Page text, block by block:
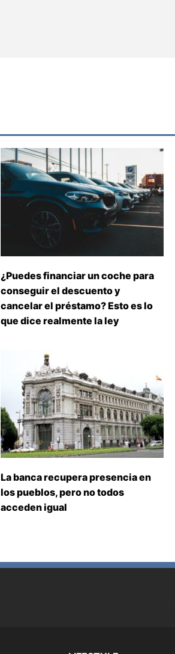
¿Puedes financiar un coche para
conseguir el descuento y
cancelar el préstamo? Esto es lo
que dice realmente la ley
La banca recupera presencia en
los pueblos, pero no todos
acceden igual